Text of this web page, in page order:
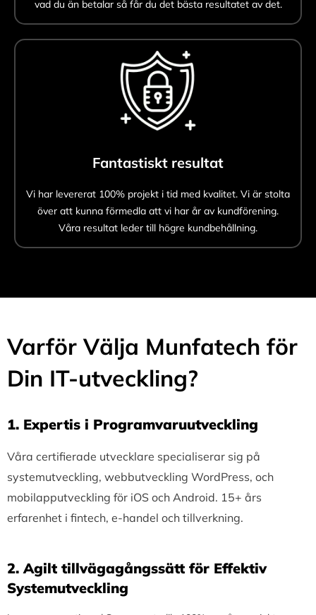
vad du än betalar så får du det bästa resultatet av det.
Fantastiskt resultat
Vi har levererat 100% projekt i tid med kvalitet. Vi är stolta
över att kunna förmedla att vi har år av kundförening.
Våra resultat leder till högre kundbehållning.
Varför Välja Munfatech för
Din IT-utveckling?
1.⁠ ⁠Expertis i Programvaruutveckling
Våra certifierade utvecklare specialiserar sig på
systemutveckling, webbutveckling WordPress, och
mobilapputveckling för iOS och Android. 15+ års
erfarenhet i fintech, e-handel och tillverkning.
2.⁠ ⁠Agilt tillvägagångssätt för Effektiv
Systemutveckling